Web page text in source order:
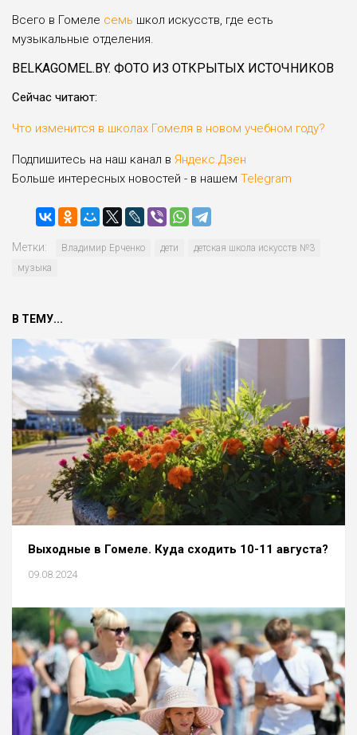
Всего в Гомеле семь школ искусств, где есть
музыкальные отделения.
BELKAGOMEL.BY. ФОТО ИЗ ОТКРЫТЫХ ИСТОЧНИКОВ
Сейчас читают:
Что изменится в школах Гомеля в новом учебном году?
Подпишитесь на наш канал в Яндекс.Дзен
Больше интересных новостей - в нашем Telegram
Метки: Владимир Ерченко дети
детская школа искусств №3
музыка
В ТЕМУ...
Выходные в Гомеле. Куда сходить 10-11 августа?
09.08.2024